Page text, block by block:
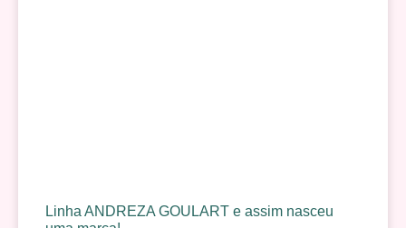
Linha ANDREZA GOULART e assim nasceu